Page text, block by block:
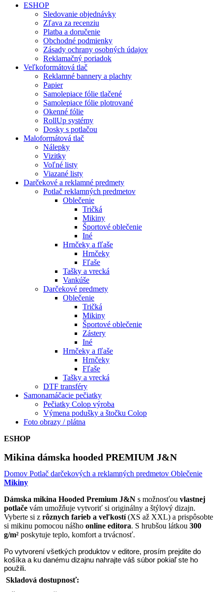
ESHOP
Sledovanie objednávky
Zľava za recenziu
Platba a doručenie
Obchodné podmienky
Zásady ochrany osobných údajov
Reklamačný poriadok
Veľkoformátová tlač
Reklamné bannery a plachty
Papier
Samolepiace fólie tlačené
Samolepiace fólie plotrované
Okenné fólie
RollUp systémy
Dosky s potlačou
Maloformátová tlač
Nálepky
Vizitky
Voľné listy
Viazané listy
Darčekové a reklamné predmety
Potlač reklamných predmetov
Oblečenie
Tričká
Mikiny
Športové oblečenie
Iné
Hrnčeky a fľaše
Hrnčeky
Fľaše
Tašky a vrecká
Vankúše
Darčekové predmety
Oblečenie
Tričká
Mikiny
Športové oblečenie
Zástery
Iné
Hrnčeky a fľaše
Hrnčeky
Fľaše
Tašky a vrecká
DTF transféry
Samonamáčacie pečiatky
Pečiatky Colop výroba
Výmena podušky a štočku Colop
Foto obrazy / plátna
ESHOP
Mikina dámska hooded PREMIUM J&N
Domov Potlač darčekových a reklamných predmetov Oblečenie
Mikiny
Dámska mikina Hooded Premium J&N s možnosťou vlastnej
potlače vám umožňuje vytvoriť si originálny a štýlový dizajn.
Vyberte si z rôznych farieb a veľkostí(XS až XXL) a prispôsobte
si mikinu pomocou nášho online editora. S hrubšou látkou 300
g/m² poskytuje teplo, komfort a trvácnosť.
Po vytvorení všetkých produktov v editore, prosím prejdite do
košíka a ku danému dizajnu nahrajte váš súbor pokiaľ ste ho
použili.
Skladová dostupnosť: